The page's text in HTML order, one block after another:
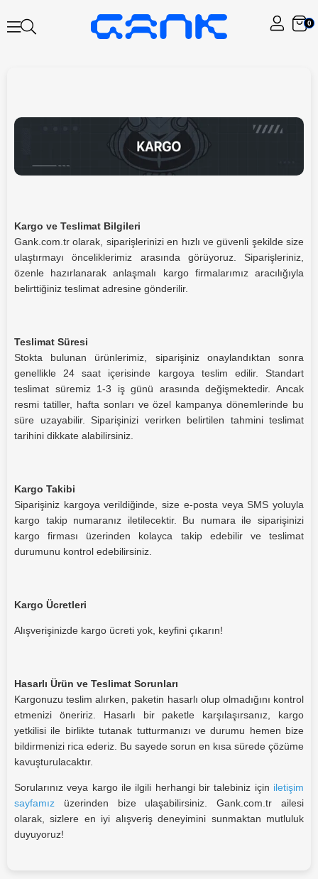
0
Kargo ve Teslimat Bilgileri
Gank.com.tr olarak, siparişlerinizi en hızlı ve güvenli şekilde size
ulaştırmayı önceliklerimiz arasında görüyoruz. Siparişleriniz,
özenle hazırlanarak anlaşmalı kargo firmalarımız aracılığıyla
belirttiğiniz teslimat adresine gönderilir.
Teslimat Süresi
Stokta bulunan ürünlerimiz, siparişiniz onaylandıktan sonra
genellikle 24 saat içerisinde kargoya teslim edilir. Standart
teslimat süremiz 1-3 iş günü arasında değişmektedir. Ancak
resmi tatiller, hafta sonları ve özel kampanya dönemlerinde bu
süre uzayabilir. Siparişinizi verirken belirtilen tahmini teslimat
tarihini dikkate alabilirsiniz.
Kargo Takibi
Siparişiniz kargoya verildiğinde, size e-posta veya SMS yoluyla
kargo takip numaranız iletilecektir. Bu numara ile siparişinizi
kargo firması üzerinden kolayca takip edebilir ve teslimat
durumunu kontrol edebilirsiniz.
Kargo Ücretleri
Alışverişinizde kargo ücreti yok, keyfini çıkarın!
Hasarlı Ürün ve Teslimat Sorunları
Kargonuzu teslim alırken, paketin hasarlı olup olmadığını kontrol
etmenizi öneririz. Hasarlı bir paketle karşılaşırsanız, kargo
yetkilisi ile birlikte tutanak tutturmanızı ve durumu hemen bize
bildirmenizi rica ederiz. Bu sayede sorun en kısa sürede çözüme
kavuşturulacaktır.
Sorularınız veya kargo ile ilgili herhangi bir talebiniz için iletişim
sayfamız üzerinden bize ulaşabilirsiniz. Gank.com.tr ailesi
olarak, sizlere en iyi alışveriş deneyimini sunmaktan mutluluk
duyuyoruz!